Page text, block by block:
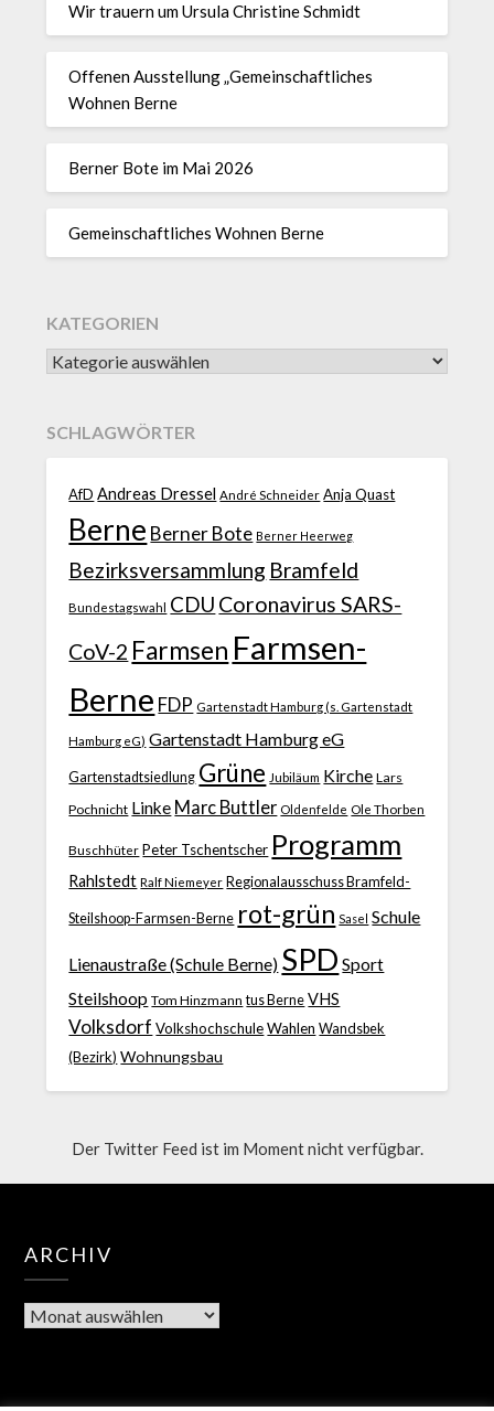
Wir trauern um Ursula Christine Schmidt
Offenen Ausstellung „Gemeinschaftliches
Wohnen Berne
Berner Bote im Mai 2026
Gemeinschaftliches Wohnen Berne
KATEGORIEN
SCHLAGWÖRTER
AfD Andreas Dressel André Schneider Anja Quast
Berne Berner Bote Berner Heerweg
Bezirksversammlung Bramfeld
Bundestagswahl CDU Coronavirus SARS-
CoV-2 Farmsen Farmsen-
Berne FDP Gartenstadt Hamburg (s. Gartenstadt
Hamburg eG) Gartenstadt Hamburg eG
Gartenstadtsiedlung Grüne Jubiläum Kirche Lars
Pochnicht Linke Marc Buttler Oldenfelde Ole Thorben
Buschhüter Peter Tschentscher Programm
Rahlstedt Ralf Niemeyer Regionalausschuss Bramfeld-
Steilshoop-Farmsen-Berne rot-grün Sasel Schule
Lienaustraße (Schule Berne) SPD Sport
Steilshoop Tom Hinzmann tus Berne VHS
Volksdorf Volkshochschule Wahlen Wandsbek
(Bezirk) Wohnungsbau
Der Twitter Feed ist im Moment nicht verfügbar.
ARCHIV